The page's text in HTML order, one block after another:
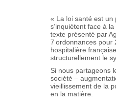
« La loi santé est un
s’inquiètent face à
texte présenté par
7 ordonnances pour
hospitalière
structurellement le
Si nous partageons
société –
vieillissement de la
en la matière.